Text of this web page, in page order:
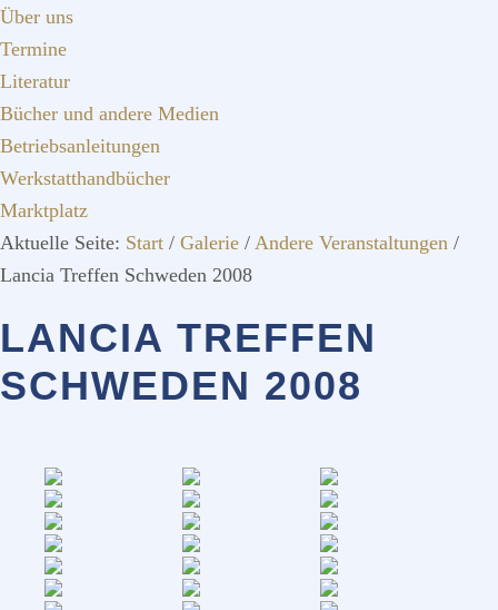
Über uns
Termine
Literatur
Bücher und andere Medien
Betriebsanleitungen
Werkstatthandbücher
Marktplatz
Aktuelle Seite: Start / Galerie / Andere Veranstaltungen /
Lancia Treffen Schweden 2008
LANCIA TREFFEN
SCHWEDEN 2008